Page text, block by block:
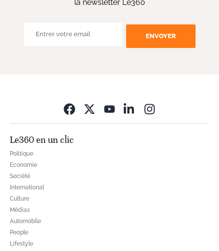
la newsletter Le360
ENVOYER
Le360 en un clic
Politique
Economie
Société
International
Culture
Médias
Automobile
People
Lifestyle